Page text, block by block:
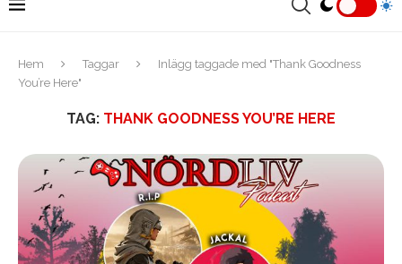
Hem Taggar
Inlägg taggade med "Thank Goodness
You’re Here"
TAG: THANK GOODNESS YOU’RE HERE